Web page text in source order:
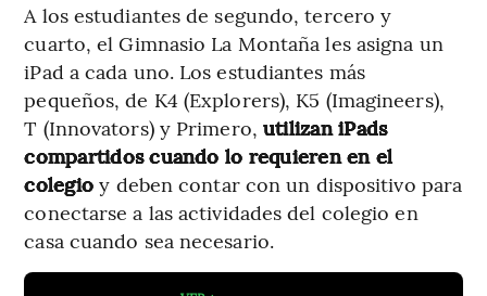
A los estudiantes de segundo, tercero y
cuarto, el Gimnasio La Montaña les asigna un
iPad a cada uno. Los estudiantes más
pequeños, de K4 (Explorers), K5 (Imagineers),
T (Innovators) y Primero, utilizan iPads
compartidos cuando lo requieren en el
colegioy deben contar con un dispositivo para
conectarse a las actividades del colegio en
casa cuando sea necesario.